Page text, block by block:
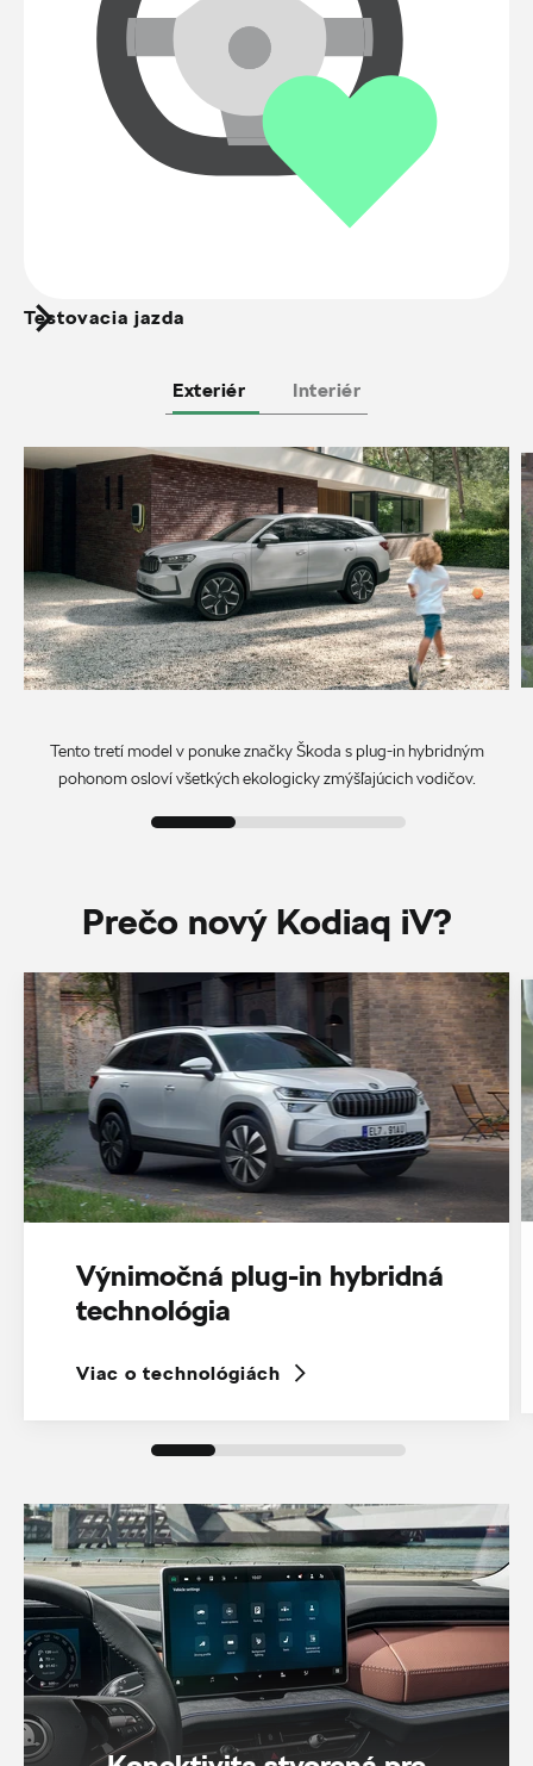
Testovacia jazda
Exteriér Interiér
Tento tretí model v ponuke značky Škoda s plug-in hybridným
pohonom osloví všetkých ekologicky zmýšľajúcich vodičov.
Prečo nový Kodiaq iV?
Výnimočná plug-in hybridná
technológia
Viac o technológiách